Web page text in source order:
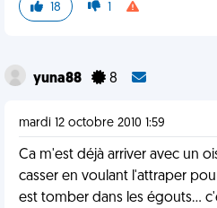
18 1
yuna88 8
mardi 12 octobre 2010 1:59
Ca m'est déjà arriver avec un
casser en voulant l'attraper
est tomber dans les égouts...